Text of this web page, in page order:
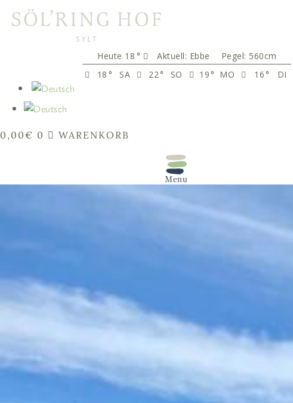
springen
18 ° Aktuell: Ebbe
Pegel: 560cm
18 ° SA 22° SO 19 ° MO 16 ° DI
0,00€ 0 WARENKORB